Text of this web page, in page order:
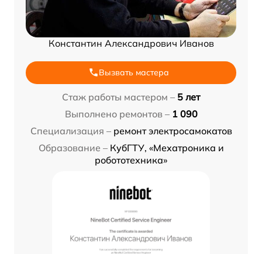
Константин Александрович Иванов
Вызвать мастера
Стаж работы мастером – 5 лет
Выполнено ремонтов – 1 090
Специализация – ремонт электросамокатов
Образование – КубГТУ, «Мехатроника и
робототехника»